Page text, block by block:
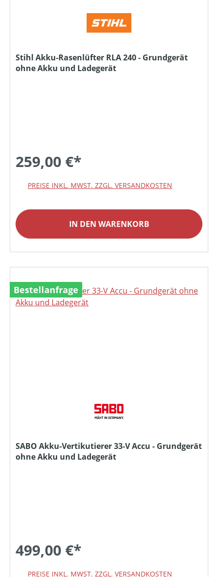
Stihl Akku-Rasenlüfter RLA 240 - Grundgerät
ohne Akku und Ladegerät
259,00 €*
PREISE INKL. MWST. ZZGL. VERSANDKOSTEN
IN DEN WARENKORB
Bestellanfrage
SABO Akku-Vertikutierer 33-V Accu - Grundgerät
ohne Akku und Ladegerät
499,00 €*
PREISE INKL. MWST. ZZGL. VERSANDKOSTEN